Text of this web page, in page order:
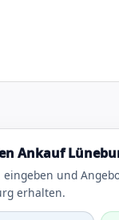
Ankauf
eingeben und
erhalten.